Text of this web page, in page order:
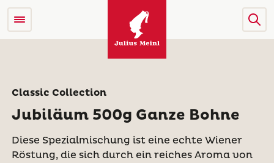
Classic Collection
Jubiläum 500g Ganze Bohne
Diese Spezialmischung ist eine echte Wiener
Röstung, die sich durch ein reiches Aroma von